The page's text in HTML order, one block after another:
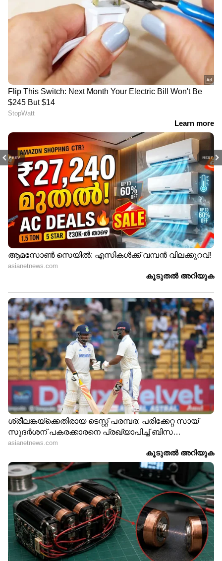
PREV NEXT
നിങ്ങളുടെ നഗരത്തിലെ
ഇന്നത്തെ ഡീസൽ,
പെട്രോൾ വിലകൾ
പ്ലാറ്റിനം തീരുവ: കാർ വില
കുതിച്ചുയരുമോ?
LATEST VIDEOS
യൂണിഫോമിട്ട കള്ളനോ?;
സഹപ്രവർത്തകരിൽ നിന്ന്
ലക്ഷങ്ങൾ തട്ടിയെടുത്ത
രാവിലെ പുറപ്പെടേണ്ട വിമാനം 6
മണികൂർ വെെകുമെന്ന്
അറിയിച്ചില്ല; കണ്ണൂർ
വിമാനത്താവളത്തിൽ പ്രതിഷേധം